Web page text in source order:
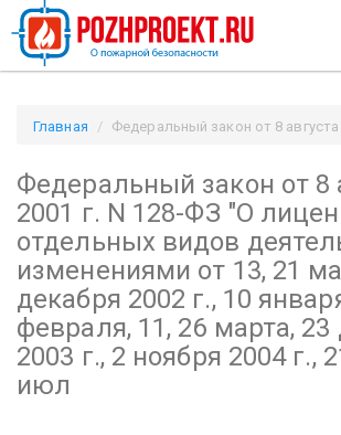
Главная
Федеральный закон от 8 августа
(с изменениями от 13, 21 марта, 9 декабря
27 февраля, 11, 26 марта, 23 декабря 2003 г.,
21 марта, 2 июл / Pozhproekt.ru
Федеральный закон от 8
2001 г. N 128-ФЗ "О
отдельных видов
изменениями от 13, 21
декабря 2002 г., 10
февраля, 11, 26 марта, 23
2003 г., 2 ноября 2004 г.,
июл